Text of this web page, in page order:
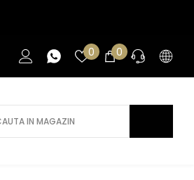
0Liste
de
favorite
00
articole